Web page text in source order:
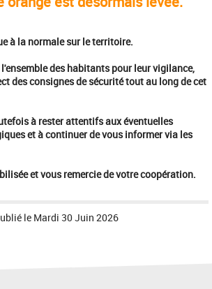
à la normale sur le territoire.
des habitants pour leur vigilance,
des consignes de sécurité tout au long de cet
à rester attentifs aux éventuelles
et à continuer de vous informer via les
et vous remercie de votre coopération.
le Mardi 30 Juin 2026